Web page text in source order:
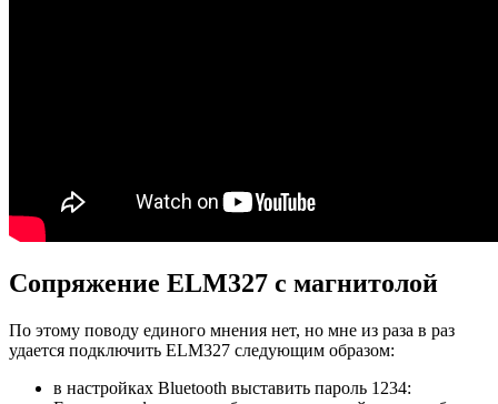
Сопряжение ELM327 с магнитолой
По этому поводу единого мнения нет, но мне из раза в раз
удается подключить ELM327 следующим образом:
в настройках Bluetooth выставить пароль 1234: